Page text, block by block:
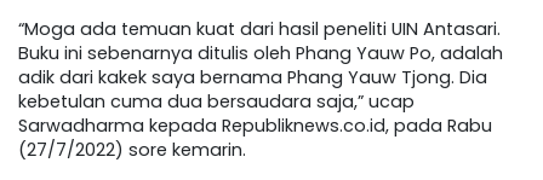
“Moga ada temuan kuat dari hasil peneliti UIN Antasari.
Buku ini sebenarnya ditulis oleh Phang Yauw Po, adalah
adik dari kakek saya bernama Phang Yauw Tjong. Dia
kebetulan cuma dua bersaudara saja,” ucap
Sarwadharma kepada Republiknews.co.id, pada Rabu
(27/7/2022) sore kemarin.